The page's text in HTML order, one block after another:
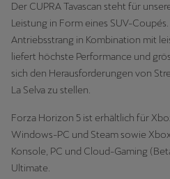
Der CUPRA Tavascan steht für
Leistung in Form eines SUV-
Antriebsstrang in Kombination mit
liefert höchste Performance und
sich den Herausforderungen von
La Selva zu stellen.
Forza Horizon 5 ist erhältlich für
Windows-PC und Steam sowie
Konsole, PC und Cloud-Gaming
Ultimate.